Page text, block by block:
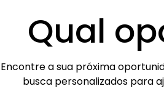
Qual
Encontre a sua próxima
busca personalizados para